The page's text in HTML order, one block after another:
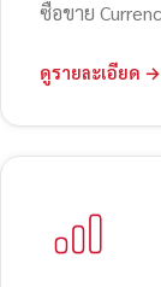
ซื้อขาย
ดูรายละเอียด →